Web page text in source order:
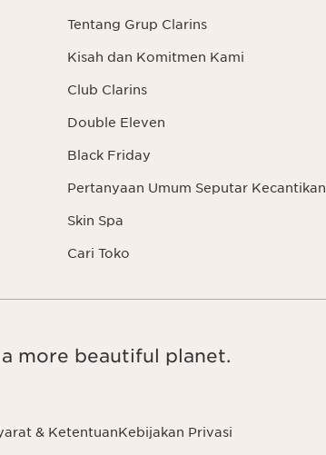
Tentang Grup Clarins
Kisah dan Komitmen Kami
Club Clarins
Double Eleven
Black Friday
Pertanyaan Umum Seputar Kecantikan
Skin Spa
Cari Toko
more beautiful planet.
& KetentuanKebijakan Privasi